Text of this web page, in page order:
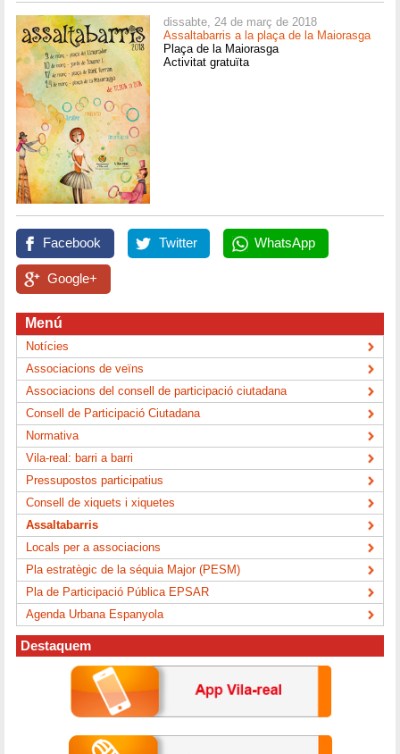
dissabte, 24 de març de 2018
Assaltabarris a la plaça de la Maiorasga
Plaça de la Maiorasga
Activitat gratuïta
Facebook Twitter WhatsApp
Google+
Menú
Notícies
Associacions de veïns
Associacions del consell de participació ciutadana
Consell de Participació Ciutadana
Normativa
Vila-real: barri a barri
Pressupostos participatius
Consell de xiquets i xiquetes
Assaltabarris
Locals per a associacions
Pla estratègic de la séquia Major (PESM)
Pla de Participació Pública EPSAR
Agenda Urbana Espanyola
Destaquem